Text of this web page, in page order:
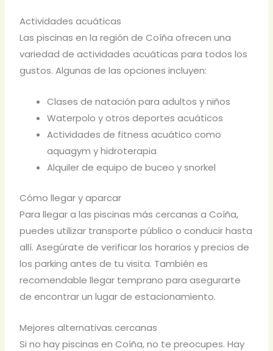
Actividades acuáticas
Las piscinas en la región de Coíña ofrecen una
variedad de actividades acuáticas para todos los
gustos. Algunas de las opciones incluyen:
Clases de natación para adultos y niños
Waterpolo y otros deportes acuáticos
Actividades de fitness acuático como
aquagym y hidroterapia
Alquiler de equipo de buceo y snorkel
Cómo llegar y aparcar
Para llegar a las piscinas más cercanas a Coíña,
puedes utilizar transporte público o conducir hasta
allí. Asegúrate de verificar los horarios y precios de
los parking antes de tu visita. También es
recomendable llegar temprano para asegurarte
de encontrar un lugar de estacionamiento.
Mejores alternativas cercanas
Si no hay piscinas en Coíña, no te preocupes. Hay